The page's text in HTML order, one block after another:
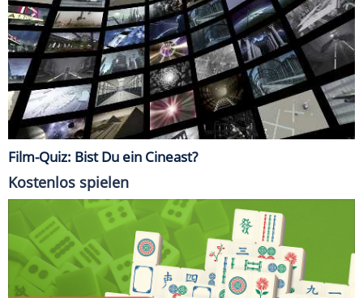
Film-Quiz: Bist Du ein Cineast?
Kostenlos spielen